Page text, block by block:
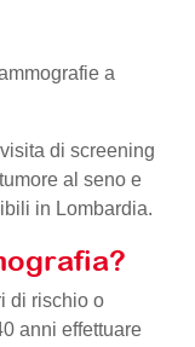
a
di screening
al seno e
in Lombardia.
di rischio o
anni effettuare